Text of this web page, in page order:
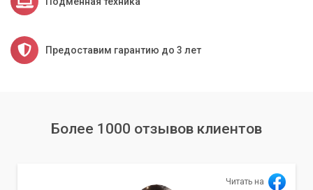
Предоставим гарантию до 3 лет
Более 1000 отзывов клиентов
Читать на